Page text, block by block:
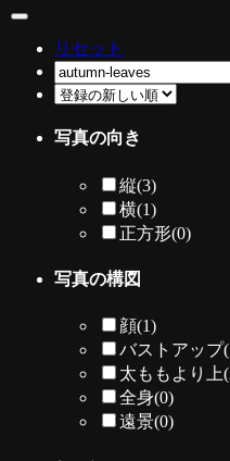
リセット
写真の向き
縦(3)
横(1)
正方形(0)
写真の構図
顔(1)
バストアップ
太ももより上
全身(0)
遠景(0)